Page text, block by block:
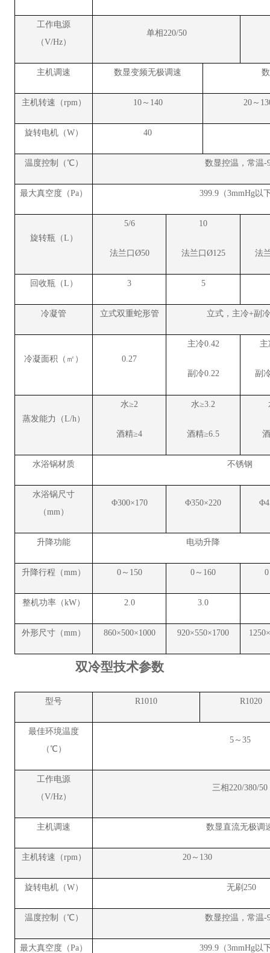
工作电源
（V/Hz）
单相220/50
主机调速 数显变频无极调速
主机转速（rpm） 10～140 20～
旋转电机（W） 40
温度控制（℃） 数显控温，常温-
最大真空度（Pa） 399.9（3mmHg以
旋转瓶（L）
5/6
法兰口Ø50
10
法兰口Ø125 法
回收瓶（L） 3 5
冷凝管 立式双重蛇形管 立式，主冷+副
冷凝面积（㎡） 0.27
主冷0.42
副冷0.22 副
蒸发能力（L/h）
水≥2
酒精≥4
水≥3.2
酒精≥6.5
水浴锅材质 不锈钢
水浴锅尺寸
（mm）
Φ300×170 Φ350×220
升降功能 电动升降
升降行程（mm） 0～150 0～160
整机功率（kW） 2. 0 3.0
外形尺寸（mm） 860×500×1000 920×550×1700
双冷型技术参数
型号 R1010 R1020
最佳环境温度
（℃）
5～35
工作电源
（V/Hz）
三相220/380/50
主机调速 数显直流无极调
主机转速（rpm） 20～130
旋转电机（W） 无刷250
温度控制（℃） 数显控温，常温-
最大真空度（Pa） 399.9（3mmHg以